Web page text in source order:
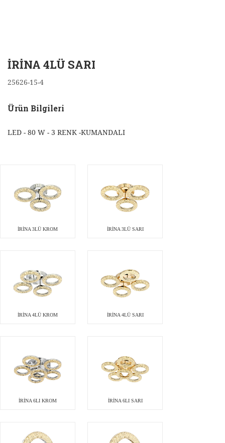
İRİNA 4LÜ SARI
25626-15-4
Ürün Bilgileri
LED - 80 W - 3 RENK -KUMANDALI
İRİNA 3LÜ KROM İRİNA 3LÜ SARI
İRİNA 4LÜ KROM İRİNA 4LÜ SARI
İRİNA 6LI KROM İRİNA 6LI SARI